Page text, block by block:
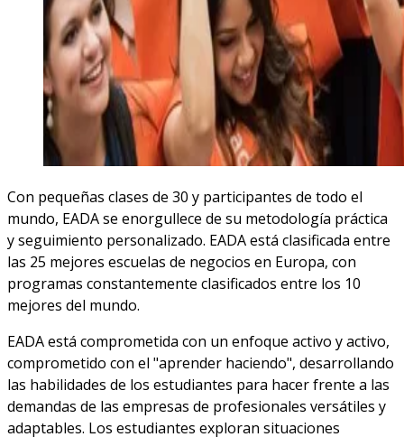
Con pequeñas clases de 30 y participantes de todo el
mundo, EADA se enorgullece de su metodología práctica
y seguimiento personalizado. EADA está clasificada entre
las 25 mejores escuelas de negocios en Europa, con
programas constantemente clasificados entre los 10
mejores del mundo.
EADA está comprometida con un enfoque activo y activo,
comprometido con el "aprender haciendo", desarrollando
las habilidades de los estudiantes para hacer frente a las
demandas de las empresas de profesionales versátiles y
adaptables. Los estudiantes exploran situaciones